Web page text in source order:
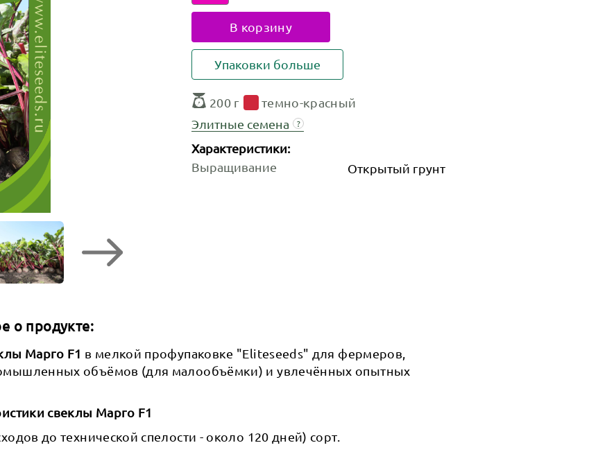
В корзину
Упаковки больше
200 г
темно-красный
Элитные семена
?
Характеристики:
Выращивание
Открытый грунт
о продукте:
Марго F1 в мелкой профупаковке "Eliteseeds" для фермеров,
объёмов (для малообъёмки) и увлечённых опытных
свеклы Марго F1
до технической спелости - около 120 дней) сорт.